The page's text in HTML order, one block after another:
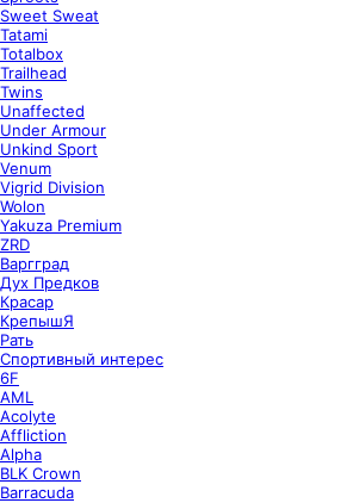
Sweet Sweat
Tatami
Totalbox
Trailhead
Twins
Unaffected
Under Armour
Unkind Sport
Venum
Vigrid Division
Wolon
Yakuza Premium
ZRD
Варгград
Дух Предков
Красар
КрепышЯ
Рать
Спортивный интерес
6F
AML
Acolyte
Affliction
Alpha
BLK Crown
Barracuda